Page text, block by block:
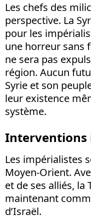
Les chefs des
perspective. La
pour les
une horreur sans
ne sera pas
région. Aucun
Syrie et son
leur existence
système.
Interventions
Les impérialistes
Moyen-Orient.
et de ses alliés, la
maintenant
d’Israël.